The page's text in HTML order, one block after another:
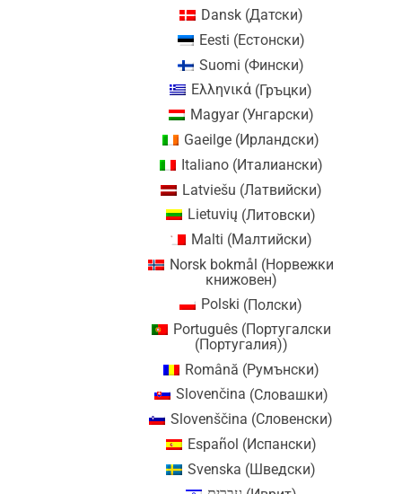
Dansk(Датски)
Eesti (Естонски)
Suomi (Фински)
Ελληνικά (Гръцки)
Magyar(Унгарски)
Gaeilge (Ирландски)
Italiano(Италиански)
Latviešu (Латвийски)
Lietuvių (Литовски)
Malti (Малтийски)
Norsk bokmål (Норвежки
книжовен)
Polski (Полски)
Português(Португалски
(Португалия))
Română (Румънски)
Slovenčina (Словашки)
Slovenščina (Словенски)
Español (Испански)
Svenska (Шведски)